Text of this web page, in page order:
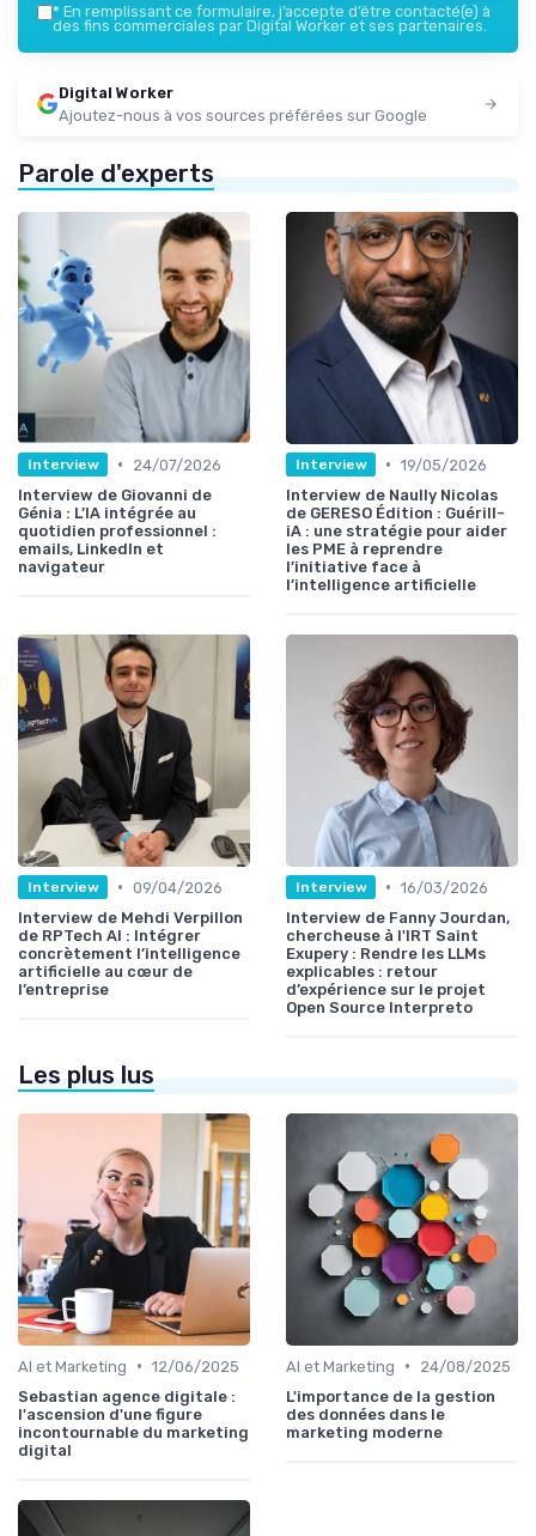
* En remplissant ce formulaire, j’accepte d’être contacté(e) à
des fins commerciales par Digital Worker et ses partenaires.
Digital Worker
Ajoutez-nous à vos sources préférées sur Google
Parole d'experts
Interview •
24/07/2026
Interview de Giovanni de
Génia : L’IA intégrée au
quotidien professionnel :
emails, LinkedIn et
navigateur
Interview • 19/05/2026
Interview de Naully Nicolas
de GERESO Édition : Guérill-
iA : une stratégie pour aider
les PME à reprendre
l’initiative face à
l’intelligence artificielle
Interview • 09/04/2026
Interview de Mehdi Verpillon
de RPTech AI : Intégrer
concrètement l’intelligence
artificielle au cœur de
l’entreprise
Interview • 16/03/2026
Interview de Fanny Jourdan,
chercheuse à l'IRT Saint
Exupery : Rendre les LLMs
explicables : retour
d’expérience sur le projet
Open Source Interpreto
Les plus lus
AI et Marketing • 12/06/2025
Sebastian agence digitale :
l'ascension d'une figure
incontournable du marketing
digital
AI et Marketing •
24/08/2025
L'importance de la gestion
des données dans le
marketing moderne